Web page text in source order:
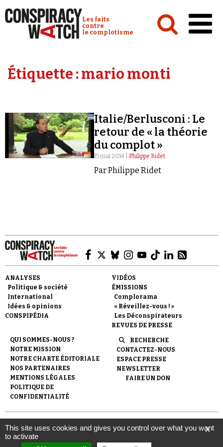
Conspiracy Watch :
Les faits
contre
le complotisme
Analyses
Vidéos
Émissions
Revues de presse
Faire un don
Demander à Vera
Étiquette :mario monti
Italie/Berlusconi : Le
retour de « la théorie
du complot »
15 mai 2014 | Philippe Ridet
Par Philippe Ridet
ANALYSES
Politique & société
International
Idées & opinions
CONSPIPÉDIA
VIDÉOS
ÉMISSIONS
Complorama
« Réveillez-vous ! »
Les Déconspirateurs
REVUES DE PRESSE
QUI SOMMES-NOUS ?
NOTRE MISSION
NOTRE CHARTE ÉDITORIALE
NOS PARTENAIRES
MENTIONS LÉGALES
POLITIQUE DE
CONFIDENTIALITÉ
RECHERCHE
CONTACTEZ-NOUS
ESPACE PRESSE
NEWSLETTER
FAIRE UN DON
© 2007- 2026 Conspiracy Watch | Une réalisation de
l'Observatoire du conspirationnisme (association loi de 1901) avec
le soutien de la Fondation pour la Mémoire de la Shoah.
X
This site uses cookies and gives you control over what you want
to activate